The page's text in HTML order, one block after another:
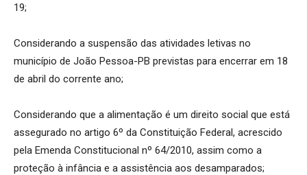
19;
Considerando a suspensão das atividades letivas no
município de João Pessoa-PB previstas para encerrar em 18
de abril do corrente ano;
Considerando que a alimentação é um direito social que está
assegurado no artigo 6º da Constituição Federal, acrescido
pela Emenda Constitucional nº 64/2010, assim como a
proteção à infância e a assistência aos desamparados;